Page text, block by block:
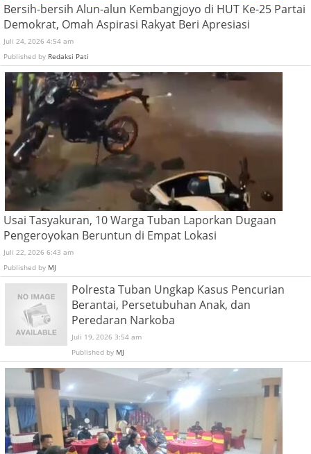
Bersih-bersih Alun-alun Kembangjoyo di HUT Ke-25 Partai
Demokrat, Omah Aspirasi Rakyat Beri Apresiasi
Juli 24, 2026 4:54 am
Published by Redaksi Pati
Usai Tasyakuran, 10 Warga Tuban Laporkan Dugaan
Pengeroyokan Beruntun di Empat Lokasi
Juli 22, 2026 6:43 am
Published by MJ
Polresta Tuban Ungkap Kasus Pencurian
Berantai, Persetubuhan Anak, dan
Peredaran Narkoba
Juli 19, 2026 3:54 am
Published by MJ